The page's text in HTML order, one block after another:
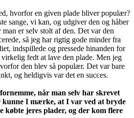
hvorfor en given plade bliver populær?
sange, vi kan, og udgiver den og håber
er selv stolt af den. Det var den
så jeg har rigtig gode minder fra
indspillede og pressede hinanden for
fedt at lave den plade. Men jeg
den blev så populær. Det var bare
og heldigvis var det en succes.
når man selv har skrevet
I mærke, at I var ved at bryde
købte jeres plader, og der kom flere